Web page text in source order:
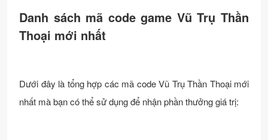
Danh sách mã code game Vũ Trụ Thần
Thoại mới nhất
Dưới đây là tổng hợp các mã code Vũ Trụ Thần Thoại mới
nhất mà bạn có thể sử dụng để nhận phần thưởng giá trị: